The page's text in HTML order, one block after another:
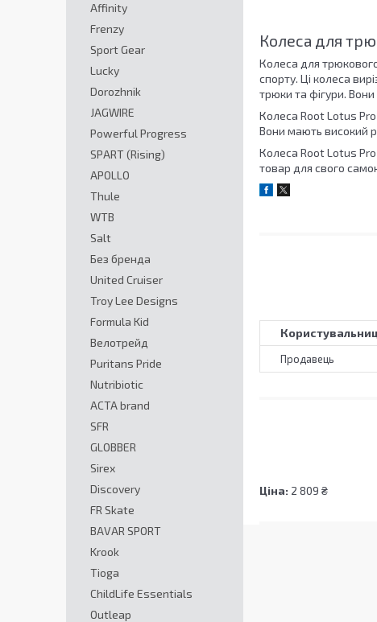
Колеса для
Колеса для
спорту. Ці колеса
трюки та фігури.
Колеса Root Lotus Pro
Вони мають високий
Колеса Root Lotus Pro
товар для свого
Продавець
Ціна: 2 809 ₴
Affinity
Frenzy
Sport Gear
Lucky
Dorozhnik
JAGWIRE
Powerful Progress
SPART (Rising)
APOLLO
Thule
WTB
Salt
Без бренда
United Cruiser
Troy Lee Designs
Formula Kid
Велотрейд
Puritans Pride
Nutribiotic
ACTA brand
SFR
GLOBBER
Sirex
Discovery
FR Skate
BAVAR SPORT
Krook
Tioga
ChildLife Essentials
Outleap